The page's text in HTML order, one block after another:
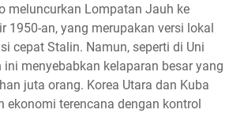
meluncurkan Lompatan Jauh ke
1950-an, yang merupakan versi lokal
cepat Stalin. Namun, seperti di Uni
ini menyebabkan kelaparan besar yang
juta orang. Korea Utara dan Kuba
ekonomi terencana dengan kontrol